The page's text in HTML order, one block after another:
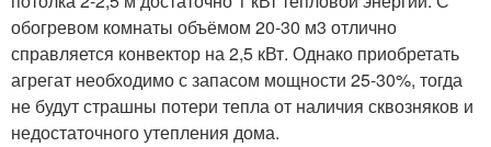
обогревом комнаты объёмом 20-30 м3 отлично
справляется конвектор на 2,5 кВт. Однако приобретать
агрегат необходимо с запасом мощности 25-30%, тогда
не будут страшны потери тепла от наличия сквозняков и
недостаточного утепления дома.